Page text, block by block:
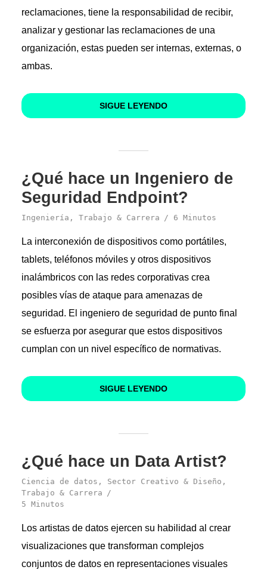
reclamaciones, tiene la responsabilidad de recibir,
analizar y gestionar las reclamaciones de una
organización, estas pueden ser internas, externas, o
ambas.
SIGUE LEYENDO
¿Qué hace un Ingeniero de
Seguridad Endpoint?
Ingeniería , Trabajo & Carrera 6 Minutos
La interconexión de dispositivos como portátiles,
tablets, teléfonos móviles y otros dispositivos
inalámbricos con las redes corporativas crea
posibles vías de ataque para amenazas de
seguridad. El ingeniero de seguridad de punto final
se esfuerza por asegurar que estos dispositivos
cumplan con un nivel específico de normativas.
SIGUE LEYENDO
¿Qué hace un Data Artist?
Ciencia de datos , Sector Creativo & Diseño ,
Trabajo & Carrera
5 Minutos
Los artistas de datos ejercen su habilidad al crear
visualizaciones que transforman complejos
conjuntos de datos en representaciones visuales